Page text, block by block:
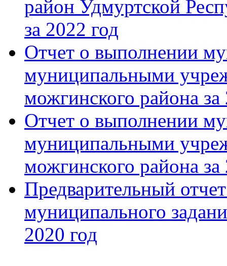
район Удмуртской
за 2022 год
Отчет о выполнении
муниципальными
можгинского района
Отчет о выполнении
муниципальными
можгинского района за
Предварительный
муниципального
2020 год